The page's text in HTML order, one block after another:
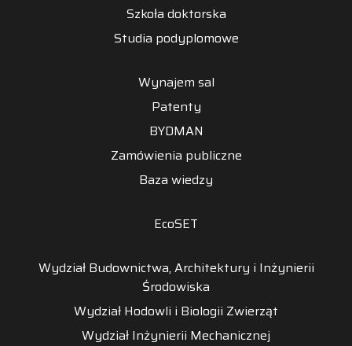
Szkoła doktorska
Studia podyplomowe
Wynajem sal
Patenty
BYDMAN
Zamówienia publiczne
Baza wiedzy
EcoSET
Wydział Budownictwa, Architektury i Inżynierii
Środowiska
Wydział Hodowli i Biologii Zwierząt
Wydział Inżynierii Mechanicznej